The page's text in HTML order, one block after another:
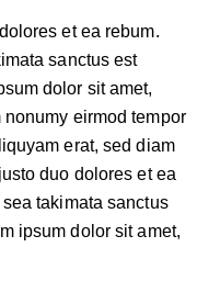
et ea rebum.
sanctus est
dolor sit amet,
eirmod tempor
erat, sed diam
duo dolores et ea
takimata sanctus
ipsum dolor sit amet,